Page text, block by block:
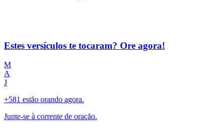
Estes versículos te tocaram? Ore agora!
M
A
J
+581 estão orando agora.
Junte-se à corrente de oração.